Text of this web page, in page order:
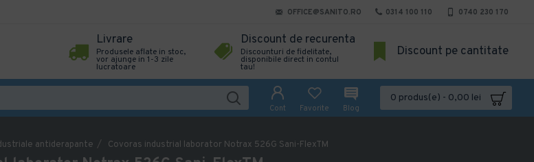
OFFICE@SANITO.RO 0314 100 110 0740 230 170
Livrare
Produsele aflate in stoc,
vor ajunge in 1-3 zile
lucratoare
Discount de recurenta
Discounturi de fidelitate,
disponibile direct in contul
tau!
Discount pe cantitate
Cont Favorite Blog
0 produs(e) - 0,00 lei
antiderapante Covoras industrial laborator Notrax 526G Sani-FlexTM